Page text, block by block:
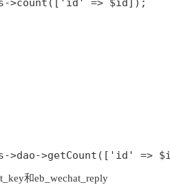
和eb_wechat_reply